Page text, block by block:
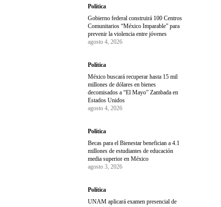
Política
Gobierno federal construirá 100 Centros
Comunitarios “México Imparable” para
prevenir la violencia entre jóvenes
agosto 4, 2026
Política
México buscará recuperar hasta 15 mil
millones de dólares en bienes
decomisados a “El Mayo” Zambada en
Estados Unidos
agosto 4, 2026
Política
Becas para el Bienestar benefician a 4.1
millones de estudiantes de educación
media superior en México
agosto 3, 2026
Política
UNAM aplicará examen presencial de